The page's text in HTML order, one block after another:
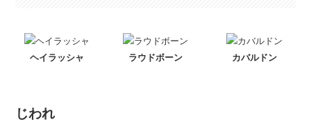
ヘイラッシャ ラウドボーン カバルドン
じわれ